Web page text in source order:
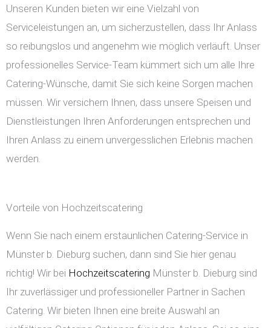
Unseren Kunden bieten wir eine Vielzahl von
Serviceleistungen an, um sicherzustellen, dass Ihr Anlass
so reibungslos und angenehm wie möglich verläuft. Unser
professionelles Service-Team kümmert sich um alle Ihre
Catering-Wünsche, damit Sie sich keine Sorgen machen
müssen. Wir versichern Ihnen, dass unsere Speisen und
Dienstleistungen Ihren Anforderungen entsprechen und
Ihren Anlass zu einem unvergesslichen Erlebnis machen
werden.
Vorteile von Hochzeitscatering
Wenn Sie nach einem erstaunlichen Catering-Service in
Münster b. Dieburg suchen, dann sind Sie hier genau
richtig! Wir bei Hochzeitscatering Münster b. Dieburg sind
Ihr zuverlässiger und professioneller Partner in Sachen
Catering. Wir bieten Ihnen eine breite Auswahl an